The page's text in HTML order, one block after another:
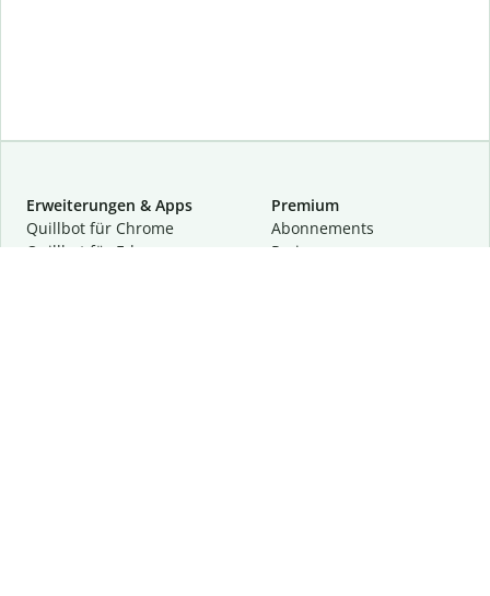
Erweiterungen & Apps
Quillbot für Chrome
Quillbot für Edge
Premium
Abon­ne­ments
Preise